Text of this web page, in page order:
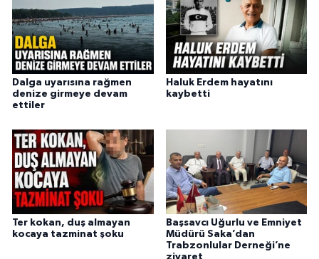
Dalga uyarısına rağmen
denize girmeye devam
ettiler
Haluk Erdem hayatını
kaybetti
Ter kokan, duş almayan
kocaya tazminat şoku
Başsavcı Uğurlu ve Emniyet
Müdürü Saka’dan
Trabzonlular Derneği’ne
ziyaret